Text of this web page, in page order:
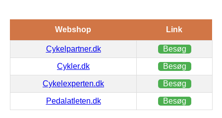
Webshop Link
Cykelpartner.dk Besøg
Cykler.dk Besøg
Cykelexperten.dk Besøg
Pedalatleten.dk Besøg